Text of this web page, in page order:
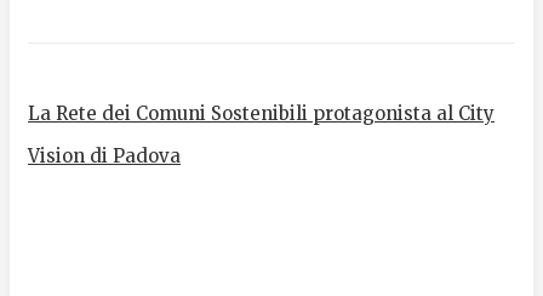
La Rete dei Comuni Sostenibili protagonista al City
Vision di Padova